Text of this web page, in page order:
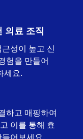
의료 조직
성이 높고 신
험을 만들어
세요.
하고 매핑하여
이를 통해 효